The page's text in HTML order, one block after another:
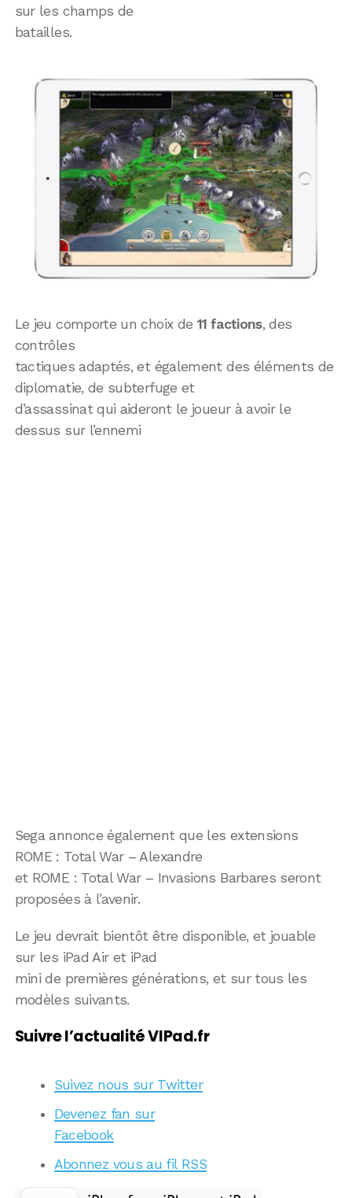
sur les champs de
batailles.
Le jeu comporte un choix de 11 factions, des
contrôles
tactiques adaptés, et également des éléments de
diplomatie, de subterfuge et
d’assassinat qui aideront le joueur à avoir le
dessus sur l’ennemi
Sega annonce également que les extensions
ROME : Total War – Alexandre
et ROME : Total War – Invasions Barbares seront
proposées à l’avenir.
Le jeu devrait bientôt être disponible, et jouable
sur les iPad Air et iPad
mini de premières générations, et sur tous les
modèles suivants.
Suivre l’actualité VIPad.fr
Suivez nous sur Twitter
Devenez fan sur
Facebook
Abonnez vous au fil RSS